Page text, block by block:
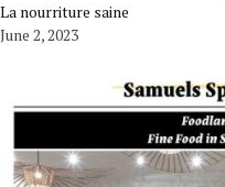
La nourriture saine
June 2, 2023